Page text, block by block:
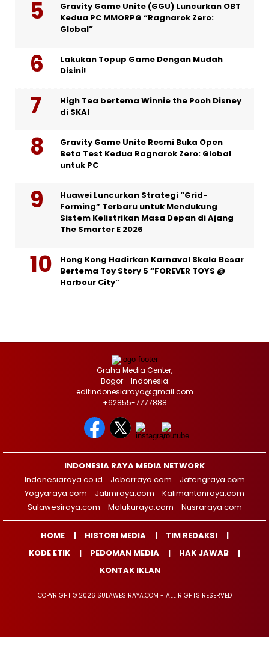
Gravity Game Unite (GGU) Luncurkan OBT
Kedua PC MMORPG “Ragnarok Zero:
Global”
Lakukan Topup Game Dengan Mudah
Disini!
High Tea bertema Winnie the Pooh Disney
di SKAI
Gravity Game Unite Resmi Buka Open
Beta Test Kedua Ragnarok Zero: Global
untuk PC
Huawei Luncurkan Strategi “Grid-
Forming” Terbaru untuk Mendukung
Sistem Kelistrikan Masa Depan di Ajang
The Smarter E 2026
Hong Kong Hadirkan Karnaval Skala Besar
Bertema Toy Story 5 “FOREVER TOYS @
Harbour City”
Graha Media Center,
Bogor - Indonesia
editindonesiaraya@gmail.com
+62855-7777888
INDONESIA RAYA MEDIA NETWORK
Indonesiaraya.co.id
Jabarraya.com
Jatengraya.com
Yogyaraya.com
Jatimraya.com
Kalimantanraya.com
Sulawesiraya.com
Malukuraya.com Nusraraya.com
HOME HISTORI MEDIA
TIM REDAKSI
KODE ETIK
PEDOMAN MEDIA
HAK JAWAB
KONTAK IKLAN
COPYRIGHT © 2026 SULAWESIRAYA.COM - ALL RIGHTS RESERVED